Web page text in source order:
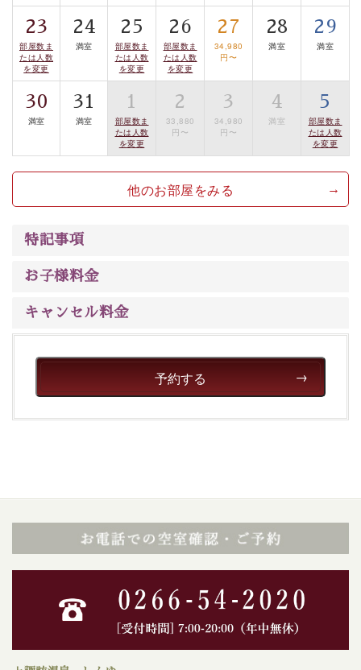
23
部屋数ま
たは人数
を変更
24
満室
25
部屋数ま
たは人数
を変更
26
部屋数ま
たは人数
を変更
27
34,980
円〜
28
満室
29
満室
30
満室
31
満室
1
部屋数ま
たは人数
を変更
2
33,880
円〜
3
34,980
円〜
4
満室
5
部屋数ま
たは人数
を変更
他のお部屋をみる
特記事項
お子様料金
キャンセル料金
予約する